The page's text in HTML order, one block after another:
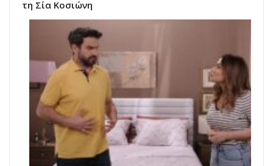
τη Σία Κοσιώνη